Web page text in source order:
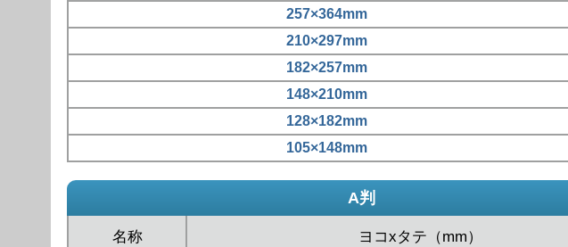
257×364mm
210×297mm
182×257mm
148×210mm
128×182mm
105×148mm
A判
名称 ヨコxタテ（mm）